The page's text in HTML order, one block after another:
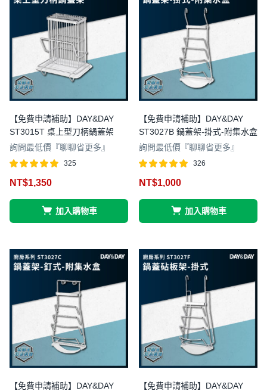
【免費申請補助】DAY&DAY
ST3015T 桌上型刀柄鍋蓋架
詢問最低價『聊聊省更多』
4.97
325
NT$1,350
加入購物車
【免費申請補助】DAY&DAY
ST3027B 鍋蓋架-掛式-附集水盒
詢問最低價『聊聊省更多』
4.96
326
NT$1,000
加入購物車
【免費申請補助】DAY&DAY
【免費申請補助】DAY&DAY